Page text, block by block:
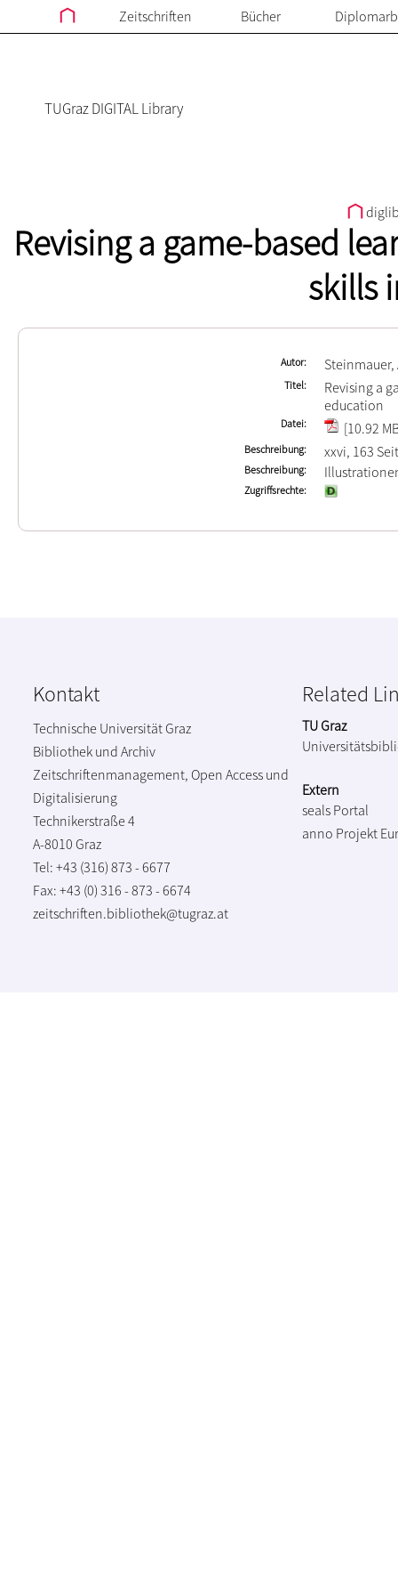
Zeitschriften Bücher
TUGraz DIGITAL Library
Revising a game-based
skills
Autor
Titel
Revising a
education
Datei [10.92
Beschreibung xxvi, 163
Beschreibung
Zugriffsrechte
Kontakt
Technische Universität Graz
Bibliothek und Archiv
Zeitschriftenmanagement, Open Access und
Digitalisierung
Technikerstraße 4
A-8010 Graz
Tel: +43 (316) 873 - 6677
Fax: +43 (0) 316 - 873 - 6674
zeitschriften.bibliothek@tugraz.at
Related
TU Graz
Extern
seals Portal
anno Projekt